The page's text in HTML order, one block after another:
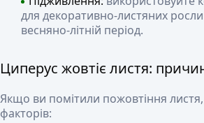
для декоративно-листяних
весняно-літній період.
Циперус жовтіє листя:
Якщо ви помітили пожовтіння листя,
факторів: